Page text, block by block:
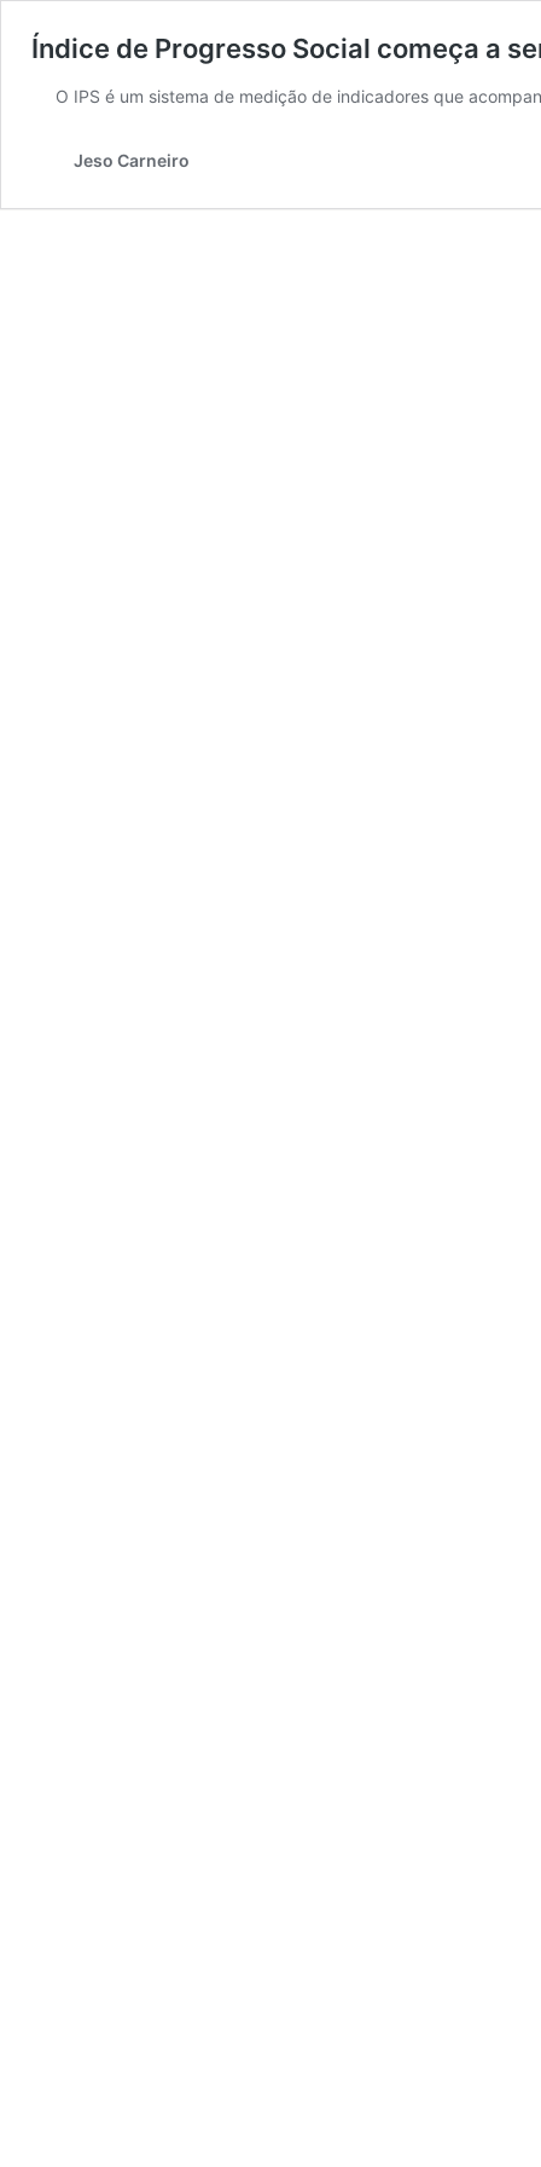
Índice de Progresso Social começa a
O IPS é um sistema de medição de indicadores que
Jeso Carneiro